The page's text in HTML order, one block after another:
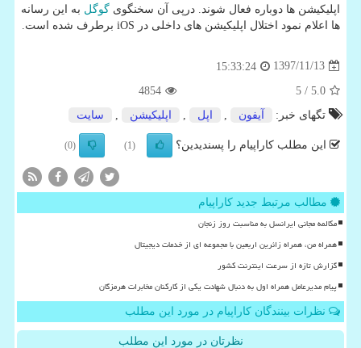
اپلیكیشن ها دوباره فعال شوند. درپی آن سخنگوی گوگل به این رسانه
ها اعلام نمود اختلال اپلیكیشن های داخلی در iOS برطرف شده است.
1397/11/13
15:33:24
5.0
/ 5
4854
تگهای خبر:
آیفون اپل اپلیكیشن سایت
این مطلب کاراپیام را پسندیدین؟ (1)
(0)
مطالب مرتبط جدید کاراپیام
مکالمه مجانی ایرانسل به مناسبت روز زنجان
همراه من، همراه زائرین اربعین با مجموعه ای از خدمات دیجیتال
گزارش تازه از سرعت اینترنت کشور
پیام مدیرعامل همراه اول به دنبال شهادت یکی از کارکنان مخابرات هرمزگان
نظرات بینندگان کاراپیام در مورد این مطلب
نظرتان در مورد این مطلب